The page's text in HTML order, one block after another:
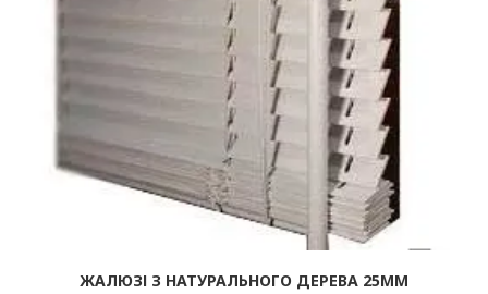
ЖАЛЮЗІ З НАТУРАЛЬНОГО ДЕРЕВА 25ММ